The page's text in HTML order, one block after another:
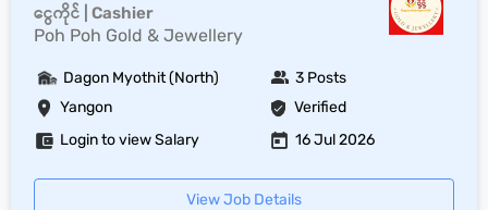
ငွေကိုင် | Cashier
Poh Poh Gold & Jewellery
Yangon Verified
Dagon Myothit (North) 3 Posts
Login to view Salary 16 Jul 2026
View Job Details